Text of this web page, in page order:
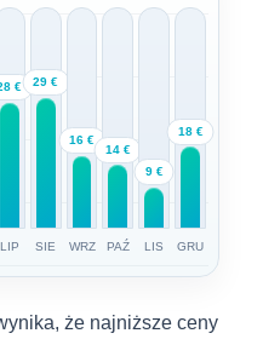
€
LIP
29 €
SIE
16 €
WRZ
14 €
PAŹ
9 €
LIS
18 €
GRU
że najniższe ceny